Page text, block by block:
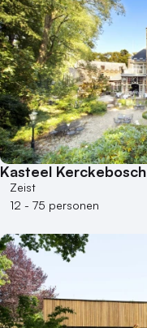
Kasteel Kerckebosch
Zeist
12 - 75 personen